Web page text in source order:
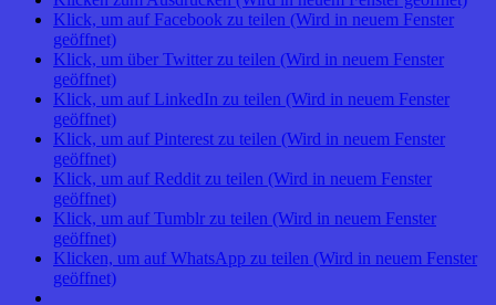
Klick, um auf Facebook zu teilen (Wird in neuem Fenster
geöffnet)
Klick, um über Twitter zu teilen (Wird in neuem Fenster
geöffnet)
Klick, um auf LinkedIn zu teilen (Wird in neuem Fenster
geöffnet)
Klick, um auf Pinterest zu teilen (Wird in neuem Fenster
geöffnet)
Klick, um auf Reddit zu teilen (Wird in neuem Fenster
geöffnet)
Klick, um auf Tumblr zu teilen (Wird in neuem Fenster
geöffnet)
Klicken, um auf WhatsApp zu teilen (Wird in neuem Fenster
geöffnet)